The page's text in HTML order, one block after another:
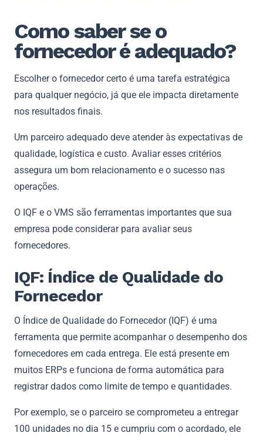
Como saber se o
fornecedor é adequado?
Escolher o fornecedor certo é uma tarefa estratégica
para qualquer negócio, já que ele impacta diretamente
nos resultados finais.
Um parceiro adequado deve atender às expectativas de
qualidade, logística e custo. Avaliar esses critérios
assegura um bom relacionamento e o sucesso nas
operações.
O IQF e o VMS são ferramentas importantes que sua
empresa pode considerar para avaliar seus
fornecedores.
IQF: Índice de Qualidade do
Fornecedor
O Índice de Qualidade do Fornecedor (IQF) é uma
ferramenta que permite acompanhar o desempenho dos
fornecedores em cada entrega. Ele está presente em
muitos ERPs e funciona de forma automática para
registrar dados como limite de tempo e quantidades.
Por exemplo, se o parceiro se comprometeu a entregar
100 unidades no dia 15 e cumpriu com o acordado, ele